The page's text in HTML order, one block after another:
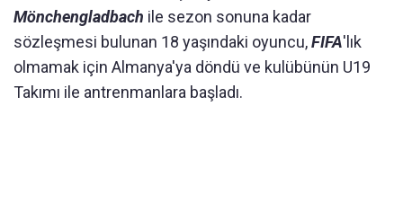
Mönchengladbach ile sezon sonuna kadar
sözleşmesi bulunan 18 yaşındaki oyuncu,FIFA'lık
olmamak için Almanya'ya döndü ve kulübünün U19
Takımı ile antrenmanlara başladı.